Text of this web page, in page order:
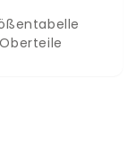
Oberteile